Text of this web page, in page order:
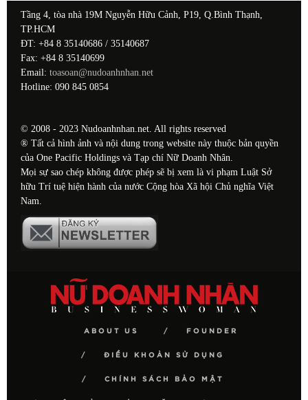
Tầng 4, tòa nhà 19M Nguyễn Hữu Cảnh, P19, Q.Bình Thạnh,
TP.HCM
ĐT: +84 8 35140686 / 35140687
Fax: +84 8 35140699
Email: toasoan@nudoanhnhan.net
Hotline: 090 845 0854
© 2008 - 2023 Nudoanhnhan.net. All rights reserved
® Tất cả hình ảnh và nội dung trong website này thuộc bản quyền
của One Pacific Holdings và Tạp chí Nữ Doanh Nhân.
Mọi sự sao chép không được phép sẽ bị xem là vi phạm Luật Sở
hữu Trí tuệ hiện hành của nước Cộng hòa Xã hội Chủ nghĩa Việt
Nam.
ABOUT US FOUNDER
ĐIỀU KHOẢN SỬ DỤNG
CHÍNH SÁCH BẢO MẬT